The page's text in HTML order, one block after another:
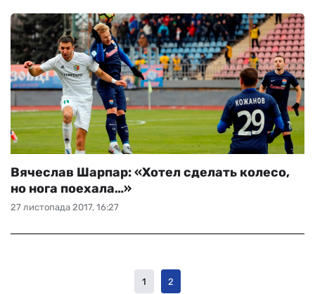
27 листопада 2017, 16:27
Вячеслав Шарпар: «Хотел сделать колесо,
но нога поехала…»
1 2